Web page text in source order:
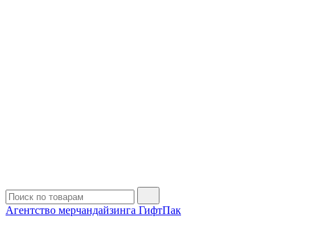
Агентство мерчандайзинга ГифтПак